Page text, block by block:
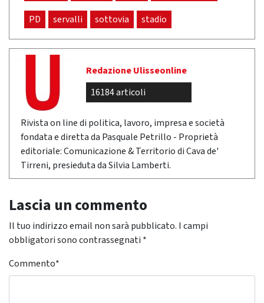
PD servalli sottovia stadio
Redazione Ulisseonline
16184 articoli
Rivista on line di politica, lavoro, impresa e società
fondata e diretta da Pasquale Petrillo - Proprietà
editoriale: Comunicazione & Territorio di Cava de'
Tirreni, presieduta da Silvia Lamberti.
Lascia un commento
Il tuo indirizzo email non sarà pubblicato. I campi
obbligatori sono contrassegnati *
Commento*